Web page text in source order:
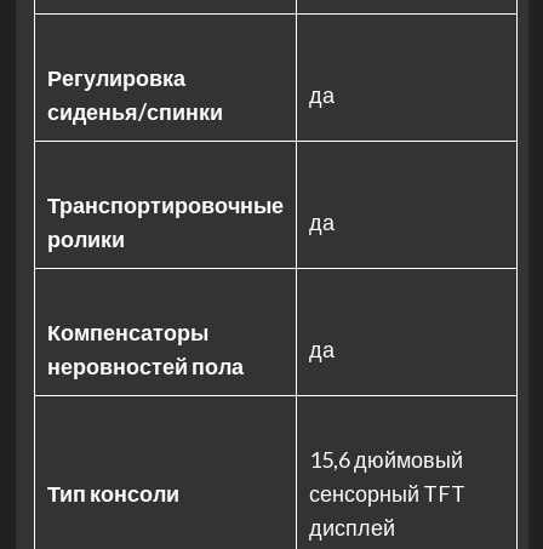
Регулировка
сиденья/спинки
да
Транспортировочные
ролики
да
Компенсаторы
неровностей пола
да
Тип консоли
15,6 дюймовый
сенсорный TFT
дисплей